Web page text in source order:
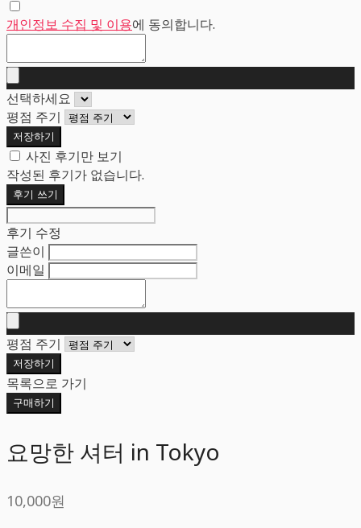
개인정보 수집 및 이용에 동의합니다.
선택하세요
평점 주기
저장하기
사진 후기만 보기
작성된 후기가 없습니다.
후기 쓰기
후기 수정
글쓴이
이메일
평점 주기
저장하기
목록으로 가기
구매하기
요망한 셔터 in Tokyo
10,000원